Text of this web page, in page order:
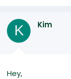
K Kim
Hey,